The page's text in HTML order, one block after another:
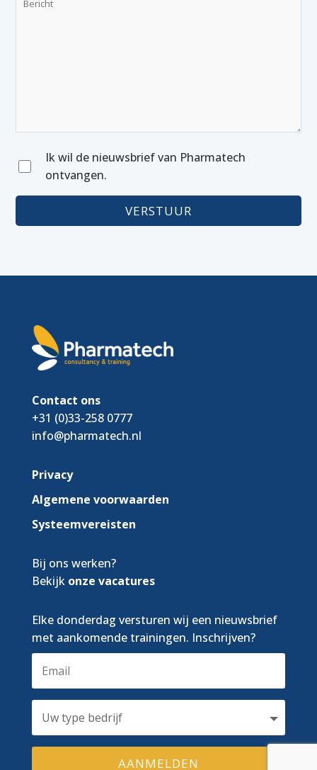
Ik wil de nieuwsbrief van Pharmatech
ontvangen.
Contact ons
+31 (0)33-258 0777
info@pharmatech.nl
Privacy
Algemene voorwaarden
Systeemvereisten
Bij ons werken?
Bekijk onze vacatures
Elke donderdag versturen wij een nieuwsbrief
met aankomende trainingen. Inschrijven?
AANMELDEN